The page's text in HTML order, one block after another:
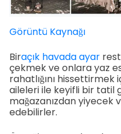
Görüntü Kaynağı
Biraçık havada ayar
çekmek ve onlara yaz
rahatlığını hissettirmek
aileleri ile keyifli bir tatil
mağazanızdan yiyecek
edebilirler.